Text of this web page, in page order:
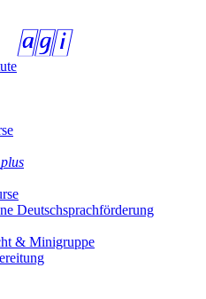
plus
Deutschsprachförderung
& Minigruppe